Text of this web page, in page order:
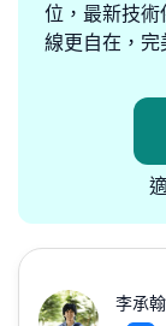
位，最新技
線更自在，
李承翰